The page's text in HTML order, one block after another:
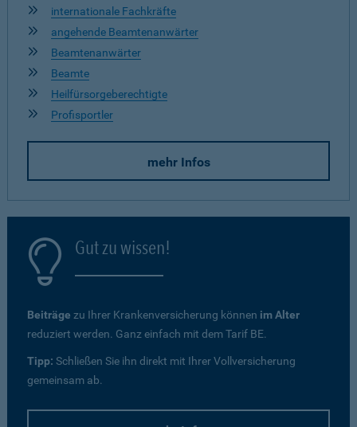
internationale Fachkräfte
angehende Beamtenanwärter
Beamtenanwärter
Beamte
Heilfürsorgeberechtigte
Profisportler
mehr Infos
Gut zu wissen!
Beiträge zu Ihrer Krankenversicherung können im Alter
reduziert werden. Ganz einfach mit dem Tarif BE.
Tipp: Schließen Sie ihn direkt mit Ihrer Vollversicherung
gemeinsam ab.